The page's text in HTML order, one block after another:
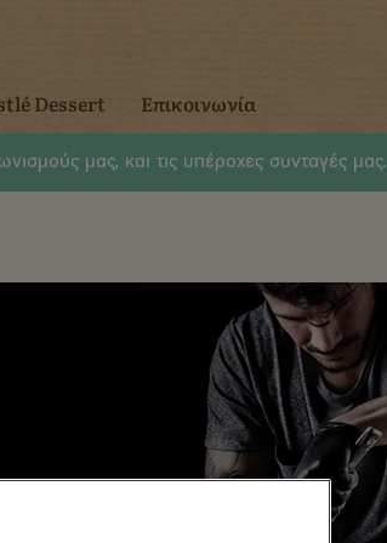
μας, και τις υπέροχες συνταγές μας.
Dessert Επικοινωνία